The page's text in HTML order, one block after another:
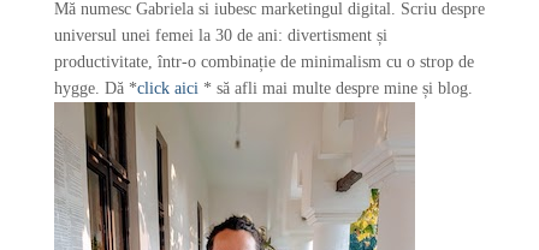
:Mă numesc Gabriela si iubesc marketingul digital. Scriu despre
universul unei femei la 30 de ani: divertisment și
productivitate, într-o combinație de minimalism cu o strop de
hygge. Dă *click aici * să afli mai multe despre mine și blog.